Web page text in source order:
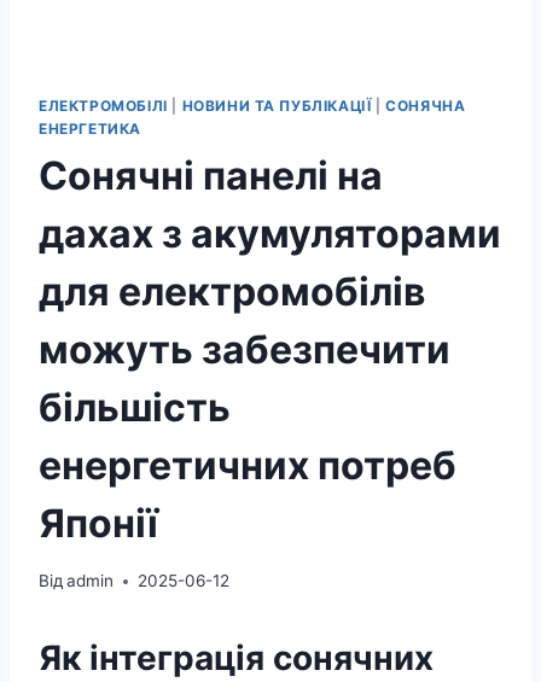
ЕЛЕКТРОМОБІЛІ НОВИНИ ТА ПУБЛІКАЦІЇ|СОНЯЧНА
ЕНЕРГЕТИКА
Сонячні панелі на
дахах з акумуляторами
для електромобілів
можуть забезпечити
більшість
енергетичних потреб
Японії
Від admin 2025-06-12
Як інтеграція сонячних